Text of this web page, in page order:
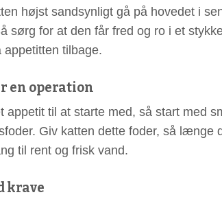
højst sandsynligt gå på hovedet i
sørg for at den får fred og ro i et
tilbage.
en operation
appetit til at starte med, så start med
Giv katten dette foder, så
til rent og frisk vand.
krave